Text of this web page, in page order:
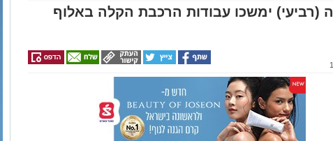
(רביעי) ימשכו עבודות הרכבת הקלה באלוף